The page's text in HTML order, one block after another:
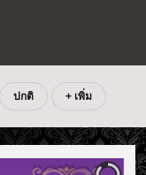
ปกติ + เพิ่ม